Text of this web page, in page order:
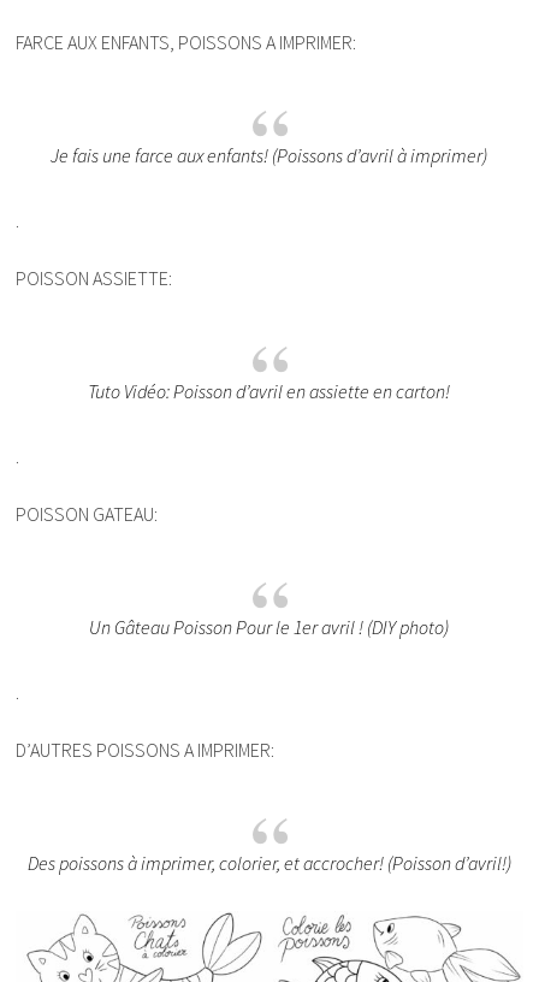
FARCE AUX ENFANTS, POISSONS A IMPRIMER:
Je fais une farce aux enfants! (Poissons d’avril à imprimer)
.
POISSON ASSIETTE:
Tuto Vidéo: Poisson d’avril en assiette en carton!
.
POISSON GATEAU:
Un Gâteau Poisson Pour le 1er avril ! (DIY photo)
.
D’AUTRES POISSONS A IMPRIMER:
Des poissons à imprimer, colorier, et accrocher! (Poisson d’avril!)